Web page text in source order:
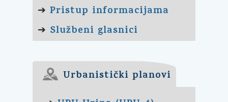
➔ Pristup informacijama
➔ Službeni glasnici
Urbanistički planovi